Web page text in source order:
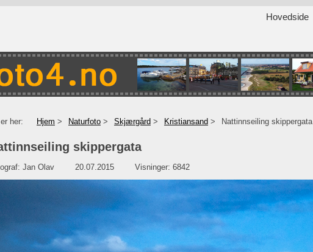
Hovedside
er her: Hjem Naturfoto Skjærgård Kristiansand Nattinnseiling skippergata
skippergata
Jan Olav 20.07.2015 Visninger: 6842